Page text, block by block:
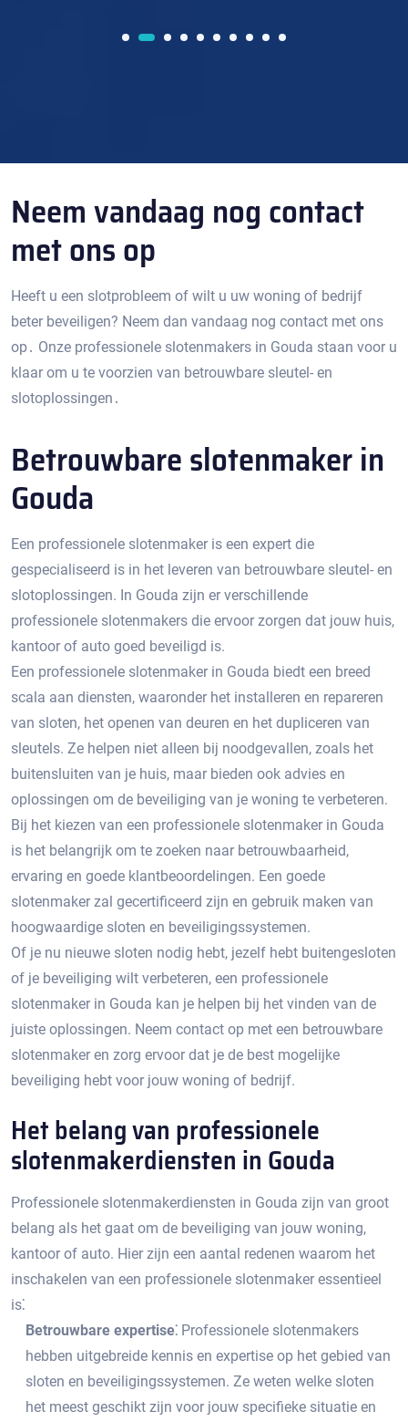
Neem vandaag nog contact
met ons op
Heeft u een slotprobleem of wilt u uw woning of bedrijf
beter beveiligen?​ Neem dan vandaag nog contact met ons
op․ Onze professionele slotenmakers in Gouda staan voor u
klaar om u te voorzien van betrouwbare sleutel- en
slotoplossingen․
Betrouwbare slotenmaker in
Gouda
Een professionele slotenmaker is een expert die
gespecialiseerd is in het leveren van betrouwbare sleutel- en
slotoplossingen. In Gouda zijn er verschillende
professionele slotenmakers die ervoor zorgen dat jouw huis,
kantoor of auto goed beveiligd is.​
Een professionele slotenmaker in Gouda biedt een breed
scala aan diensten, waaronder het installeren en repareren
van sloten, het openen van deuren en het dupliceren van
sleutels. Ze helpen niet alleen bij noodgevallen, zoals het
buitensluiten van je huis, maar bieden ook advies en
oplossingen om de beveiliging van je woning te verbeteren.​
Bij het kiezen van een professionele slotenmaker in Gouda
is het belangrijk om te zoeken naar betrouwbaarheid,
ervaring en goede klantbeoordelingen.​ Een goede
slotenmaker zal gecertificeerd zijn en gebruik maken van
hoogwaardige sloten en beveiligingssystemen.​
Of je nu nieuwe sloten nodig hebt, jezelf hebt buitengesloten
of je beveiliging wilt verbeteren, een professionele
slotenmaker in Gouda kan je helpen bij het vinden van de
juiste oplossingen.​ Neem contact op met een betrouwbare
slotenmaker en zorg ervoor dat je de best mogelijke
beveiliging hebt voor jouw woning of bedrijf.​
Het belang van professionele
slotenmakerdiensten in Gouda
Professionele slotenmakerdiensten in Gouda zijn van groot
belang als het gaat om de beveiliging van jouw woning,
kantoor of auto.​ Hier zijn een aantal redenen waarom het
inschakelen van een professionele slotenmaker essentieel
is⁚
Betrouwbare expertise⁚ Professionele slotenmakers
hebben uitgebreide kennis en expertise op het gebied van
sloten en beveiligingssystemen.​ Ze weten welke sloten
het meest geschikt zijn voor jouw specifieke situatie en